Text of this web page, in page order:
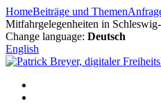
Zum
Inhalt
springen
HomeBeiträge und Themen
Mitfahrgelegenheiten in
Change language: Deutsch
English